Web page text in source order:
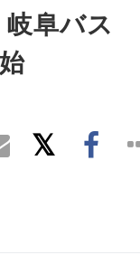
阜バス